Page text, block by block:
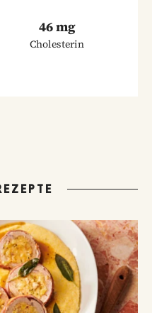
46 mg
Cholesterin